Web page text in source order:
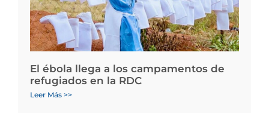
El ébola llega a los campamentos de
refugiados en la RDC
Leer Más >>